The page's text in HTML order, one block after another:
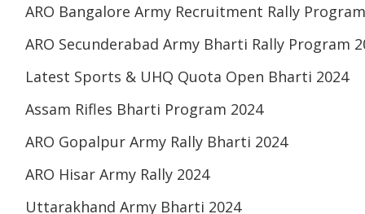
ARO Bangalore Army Recruitment Rally
ARO Secunderabad Army Bharti Rally Program
Latest Sports & UHQ Quota Open Bharti 2024
Assam Rifles Bharti Program 2024
ARO Gopalpur Army Rally Bharti 2024
ARO Hisar Army Rally 2024
Uttarakhand Army Bharti 2024